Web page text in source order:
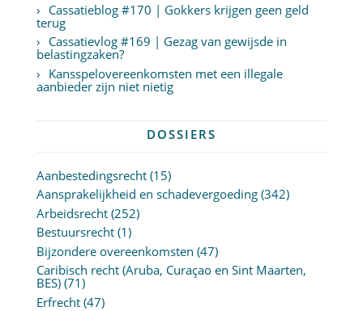
Cassatieblog #170 | Gokkers krijgen geen geld
terug
Cassatievlog #169 | Gezag van gewijsde in
belastingzaken?
Kansspelovereenkomsten met een illegale
aanbieder zijn niet nietig
DOSSIERS
Aanbestedingsrecht(15)
Aansprakelijkheid en schadevergoeding(342)
Arbeidsrecht(252)
Bestuursrecht(1)
Bijzondere overeenkomsten (47)
Caribisch recht (Aruba, Curaçao en Sint Maarten,
BES)(71)
Erfrecht(47)